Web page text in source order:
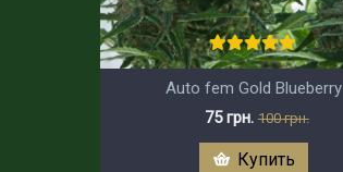
Auto fem Gold Blueberry
75 грн. 100 грн.
Купить